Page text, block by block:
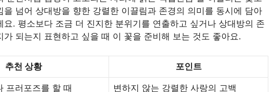
을 넘어 상대방을 향한 강렬한 이끌림과 존경의 의미를 동시에 담아
. 평소보다 조금 더 진지한 분위기를 연출하고 싶거나 상대방의 존
되는지 표현하고 싶을 때 이 꽃을 준비해 보는 것도 좋아요.
추천 상황 포인트
프러포즈를 할 때 변하지 않는 강렬한 사랑의 고백